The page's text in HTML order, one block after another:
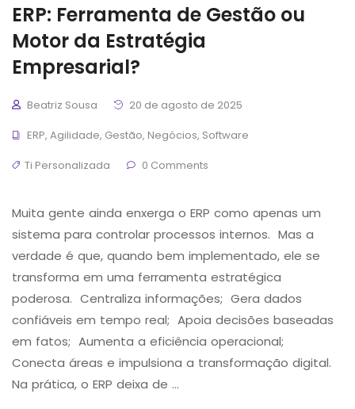
ERP: Ferramenta de Gestão ou
Motor da Estratégia
Empresarial?
Beatriz Sousa
20 de agosto de 2025
ERP, Agilidade, Gestão, Negócios, Software
Ti Personalizada
0 Comments
Muita gente ainda enxerga o ERP como apenas um
sistema para controlar processos internos. Mas a
verdade é que, quando bem implementado, ele se
transforma em uma ferramenta estratégica
poderosa. Centraliza informações; Gera dados
confiáveis em tempo real; Apoia decisões baseadas
em fatos; Aumenta a eficiência operacional;
Conecta áreas e impulsiona a transformação digital.
Na prática, o ERP deixa de …